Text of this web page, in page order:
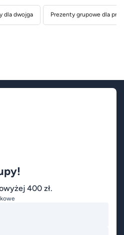
dla dwojga Prezenty grupowe dla
400 zł.